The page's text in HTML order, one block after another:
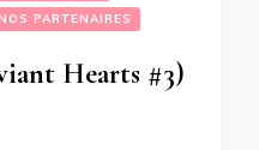
PARTENAIRES
Hearts #3)